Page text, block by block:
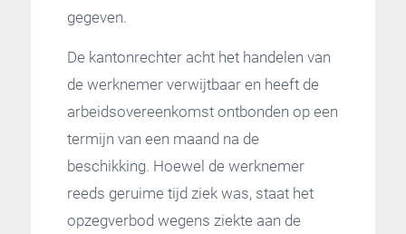
gegeven.
De kantonrechter acht het handelen van
de werknemer verwijtbaar en heeft de
arbeidsovereenkomst ontbonden op een
termijn van een maand na de
beschikking. Hoewel de werknemer
reeds geruime tijd ziek was, staat het
opzegverbod wegens ziekte aan de